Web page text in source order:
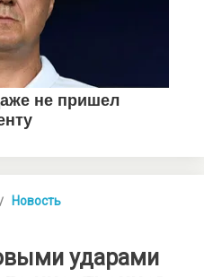
Новость
ударами